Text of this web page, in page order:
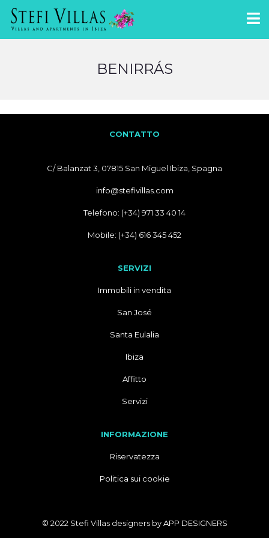
BENIRRÁS
CONTATTO
C/ Balanzat 3, 07815 San Miguel Ibiza, Spagna
info@stefivillas.com
Telefono: (+34) 971 33 40 14
Mobile: (+34) 616 345 452
SERVIZI
Immobili in vendita
San José
Santa Eulalia
Ibiza
Affitto
Servizi
INFORMAZIONE
Riservatezza
Politica sui cookie
© 2022 Stefi Villas designers byAPP DESIGNERS